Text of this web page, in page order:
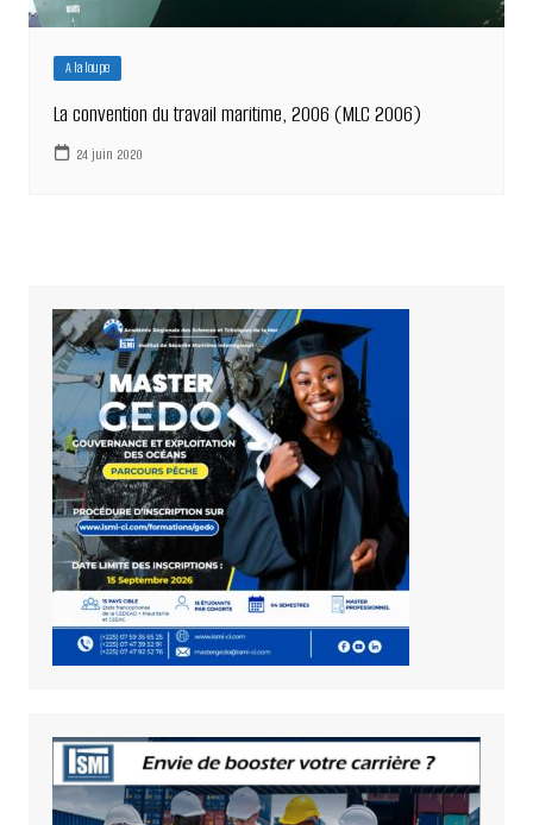
A la loupe
La convention du travail maritime, 2006 (MLC 2006)
24 juin 2020